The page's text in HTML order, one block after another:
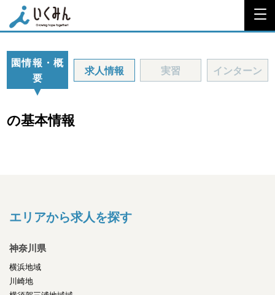
園情報・概
要
求人情報 実習 インターン
の基本情報
エリアから求人を探す
神奈川県
横浜地域
川崎地